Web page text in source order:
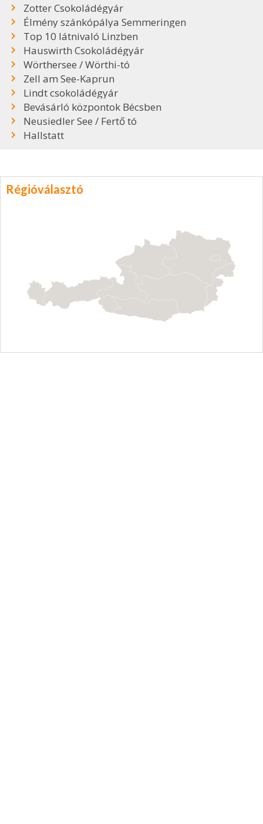
Zotter Csokoládégyár
Élmény szánkópálya Semmeringen
Top 10 látnivaló Linzben
Hauswirth Csokoládégyár
Wörthersee / Wörthi-tó
Zell am See-Kaprun
Lindt csokoládégyár
Bevásárló központok Bécsben
Neusiedler See / Fertő tó
Hallstatt
Régióválasztó